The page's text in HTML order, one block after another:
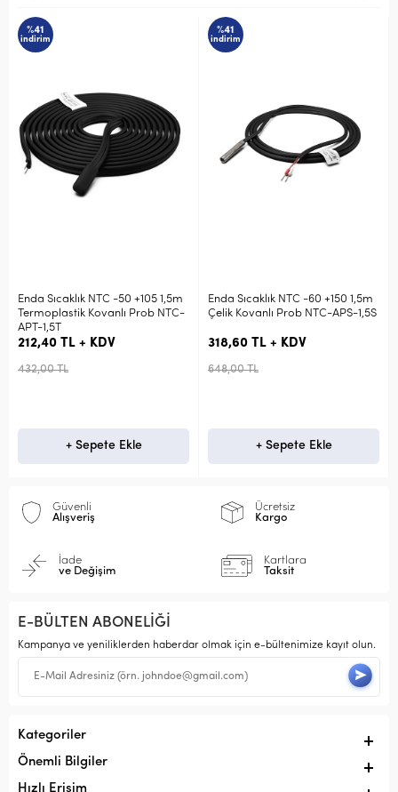
%41
indirim
Enda Sıcaklık NTC -50 +105 1,5m
Termoplastik Kovanlı Prob NTC-
APT-1,5T
212,40 TL + KDV
432,00 TL
+ Sepete Ekle
%41
indirim
Enda Sıcaklık NTC -60 +150 1,5m
Çelik Kovanlı Prob NTC-APS-1,5S
318,60 TL + KDV
648,00 TL
+ Sepete Ekle
Güvenli
Alışveriş
Ücretsiz
Kargo
İade
ve Değişim
Kartlara
Taksit
E-BÜLTEN ABONELİĞİ
Kampanya ve yeniliklerden haberdar olmak için e-bültenimize kayıt olun.
Kategoriler
Önemli Bilgiler
Hızlı Erişim